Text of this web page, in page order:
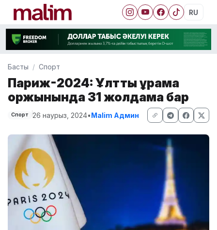
RU
Басты Спорт
Париж-2024: Ұлттық құрама
қоржынында 31 жолдама бар
Спорт 26 наурыз, 2024•Malim Админ